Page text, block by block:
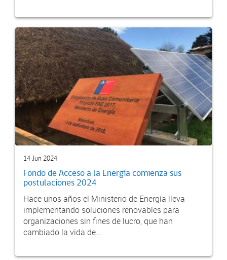
14 Jun 2024
Fondo de Acceso a la Energía comienza sus
postulaciones 2024
Hace unos años el Ministerio de Energía lleva
implementando soluciones renovables para
organizaciones sin fines de lucro, que han
cambiado la vida de...